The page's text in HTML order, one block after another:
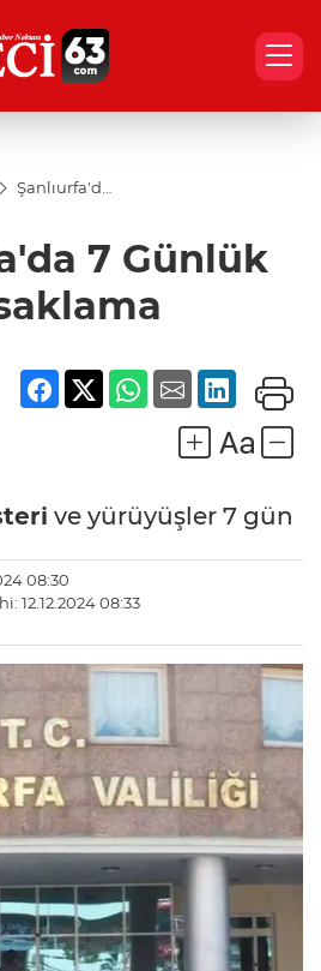
Şanlıurfa'da
7 Günlük
ve yürüyüşler 7 gün
08:30
12.12.2024 08:33